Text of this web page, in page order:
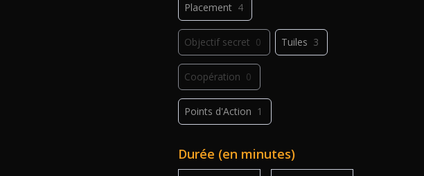
Placement 4
Objectif secret 0 Tuiles 3
Coopération 0
Points d'Action 1
Déplacement 0
Durée (en minutes)